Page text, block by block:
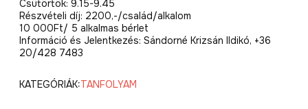
Csütörtök: 9.15-9.45
Részvételi díj: 2200,-/család/alkalom
10 000Ft/ 5 alkalmas bérlet
Információ és Jelentkezés: Sándorné Krizsán Ildikó, +36
20/428 7483
KATEGÓRIÁK:TANFOLYAM